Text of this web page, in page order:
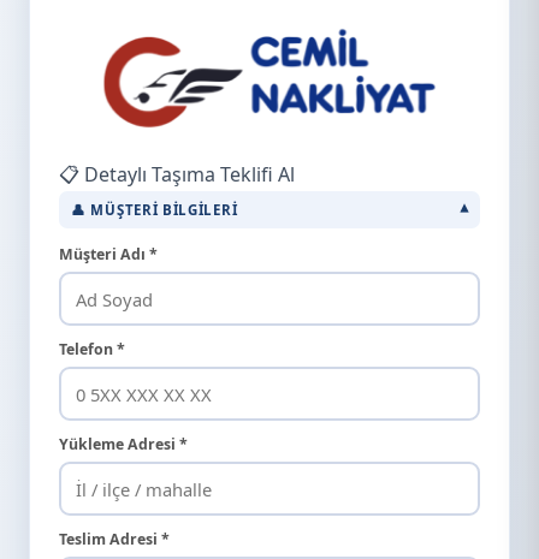
📋 Detaylı Taşıma Teklifi Al
👤 MÜŞTERI BILGILERI
Müşteri Adı *
Telefon *
Yükleme Adresi *
Teslim Adresi *